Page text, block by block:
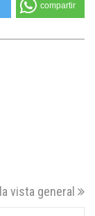
compartir
vista general